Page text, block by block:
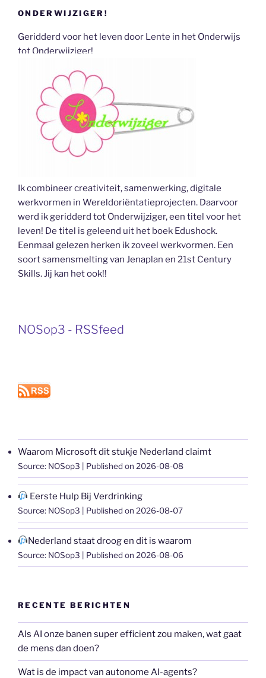
ONDERWIJZIGER!
Geridderd voor het leven door Lente in het Onderwijs
tot Onderwijziger!
Ik combineer creativiteit, samenwerking, digitale
werkvormen in Wereldoriëntatieprojecten. Daarvoor
werd ik geridderd tot Onderwijziger, een titel voor het
leven! De titel is geleend uit het boek Edushock.
Eenmaal gelezen herken ik zoveel werkvormen. Een
soort samensmelting van Jenaplan en 21st Century
Skills. Jij kan het ook!!
NOSop3 - RSSfeed
Waarom Microsoft dit stukje Nederland claimt
Source: NOSop3 Published on 2026-08-08
Eerste Hulp Bij Verdrinking
Source: NOSop3 Published on 2026-08-07
Nederland staat droog en dit is waarom
Source: NOSop3 Published on 2026-08-06
RECENTE BERICHTEN
Als AI onze banen super efficient zou maken, wat gaat
de mens dan doen?
Wat is de impact van autonome AI-agents?